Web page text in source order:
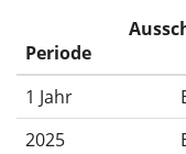
Periode
1 Jahr
2025